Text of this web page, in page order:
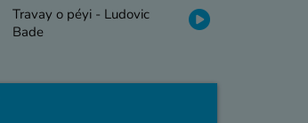
Travay o péyi - Ludovic
Bade